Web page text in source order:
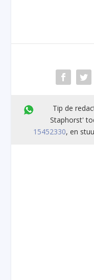
Tip de
Staphorst'
15452330, en